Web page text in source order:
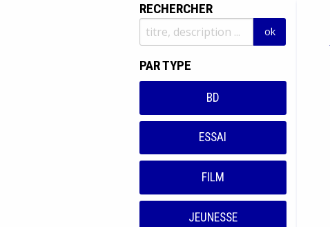
RECHERCHER
PAR TYPE
BD
ESSAI
FILM
JEUNESSE